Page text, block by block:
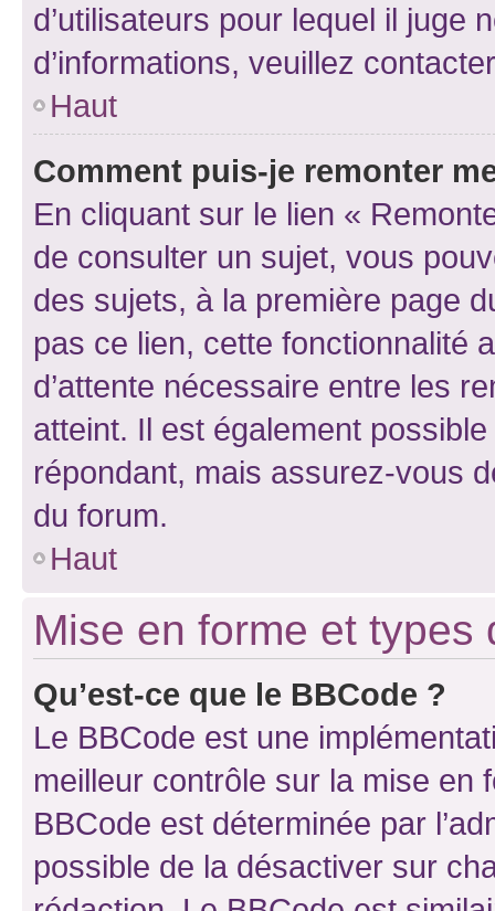
d’utilisateurs pour lequel il juge
d’informations, veuillez
Haut
Comment puis-je remonter
En cliquant sur le lien «
de consulter un sujet, vous
des sujets, à la première page
pas ce lien, cette fonctionnalité
d’attente nécessaire entre les
atteint. Il est également
répondant, mais assurez-vous
du forum.
Haut
Mise en forme et types
Qu’est-ce que le BBCode ?
Le BBCode est une
meilleur contrôle sur la mise en
BBCode est déterminée par
possible de la désactiver sur